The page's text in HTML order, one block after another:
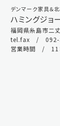
デンマーク家具＆
ハミングジョ
福岡県糸島市二
tel.fax / 092-
営業時間 / 11：